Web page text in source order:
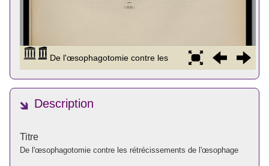
Description
Titre
De l'œsophagotomie contre les rétrécissements de l'œsophage